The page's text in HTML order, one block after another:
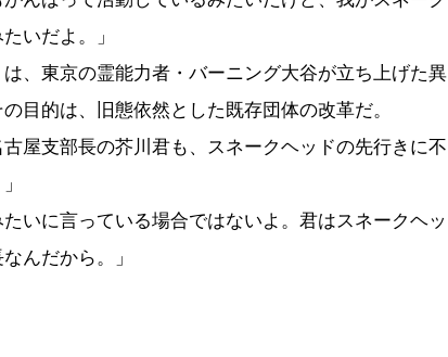
いだよ。」
、東京の霊能力者・バーニング大谷が立ち上げた異
目的は、旧態依然とした既存団体の改革だ。
屋支部長の芥川君も、スネークヘッドの先行きに不
いに言っている場合ではないよ。君はスネークヘッ
んだから。」